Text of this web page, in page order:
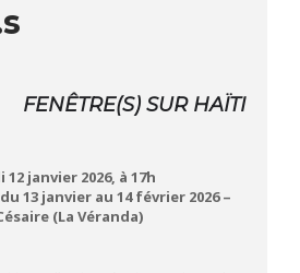
FENÊTRE(S) SUR HAÏTI
janvier 2026, à 17h
13 janvier au 14 février 2026 –
(La Véranda)